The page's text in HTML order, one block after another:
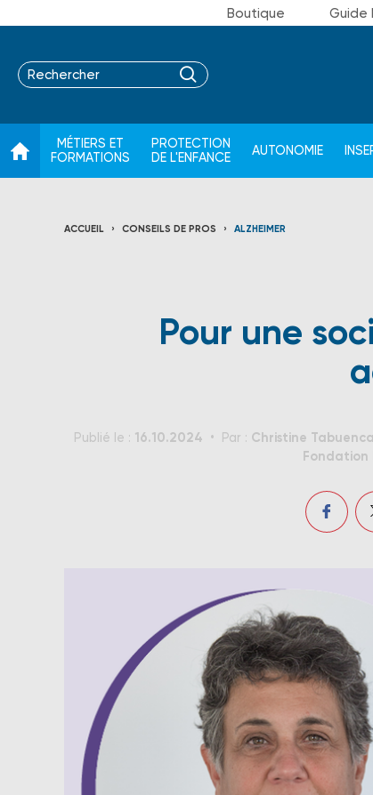
Boutique Guide
MÉTIERS ET
FORMATIONS
PROTECTION
DE L'ENFANCE
AUTONOMIE
ACCUEIL CONSEILS DE PROS ALZHEIMER
Pour une
Publié le : 16.10.2024 Par : Christine
Fondation